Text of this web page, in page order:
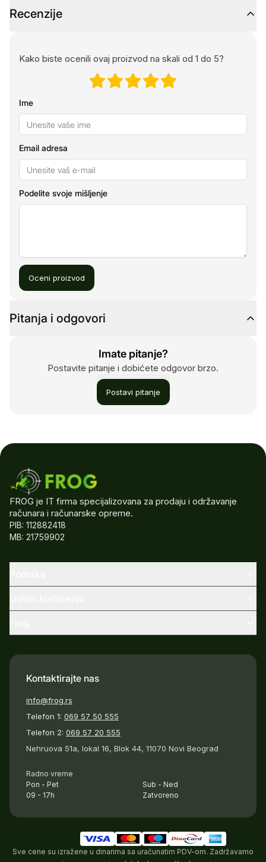
Recenzije
Kako biste ocenili ovaj proizvod na skali od 1 do 5?
Ime
Email adresa
Podelite svoje mišljenje
Oceni proizvod
Pitanja i odgovori
Imate pitanje?
Postavite pitanje i dobićete odgovor brzo.
Postavi pitanje
FROG je IT firma specijalizovana za prodaju i održavanje
računara i računarske opreme.
PIB: 112882418
MB: 21759902
Kontaktirajte nas
info@frog.rs
Telefon 1: 069 57 50 555
Telefon 2: 069 57 20 555
Nehruova 51a, lokal 16, Blok 44, 11070 Novi Beograd
Radno vreme
Pon - Pet
09 - 17h
Sub - Ned
Zatvoreno
Sve cene su izražene u dinarima sa uračunatim PDV-om. Zadržavamo